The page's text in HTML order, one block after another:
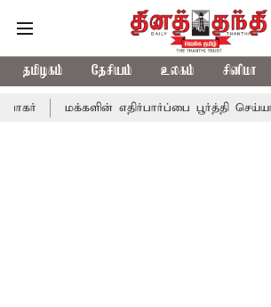
தமிழகம் தேசியம் உலகம் சினிமா
எதிர்பார்ப்பை பூர்த்தி செய்யாத பட்ஜெட்;